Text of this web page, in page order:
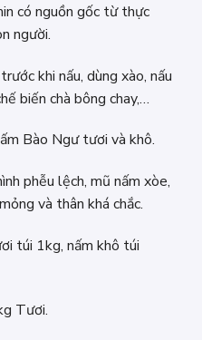
có nguồn gốc từ thực
người.
khi nấu, dùng xào, nấu
biến chà bông chay,…
Bào Ngư tươi và khô.
phễu lệch, mũ nấm xòe,
và thân khá chắc.
túi 1kg, nấm khô túi
Tươi.